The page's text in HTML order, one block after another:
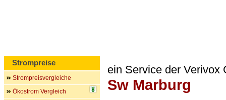
ein Service der Verivox
Sw Marburg
Strompreise
Strompreisvergleiche
Ökostrom Vergleich